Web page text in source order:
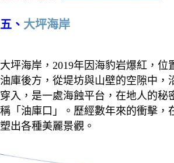
五、 大坪海岸
大坪海岸，2019年因海豹岩爆紅，位
油庫後方，從堤坊與山壁的空隙中，
穿入，是一處海蝕平台，在地人的秘
稱「油庫口」。歷經數年來的衝擊，
塑出各種美麗景觀。